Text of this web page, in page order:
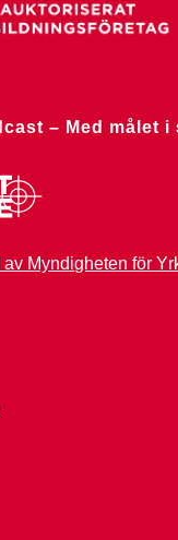
– Med målet i
av Myndigheten för